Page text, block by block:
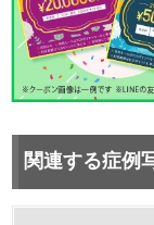
関連する症例